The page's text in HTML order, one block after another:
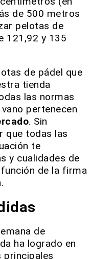
de 500 metros
pelotas de
121,92 y 135
de pádel que
tienda
las normas
pertenecen
. Sin
que todas las
te
y cualidades de
de la firma
de
ha logrado en
principales